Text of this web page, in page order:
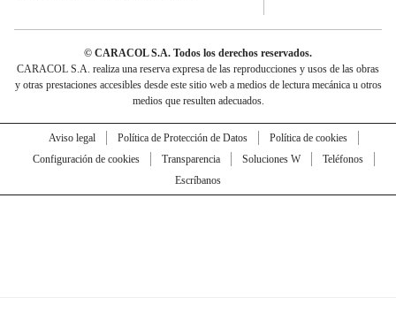
© CARACOL S.A. Todos los derechos reservados.
CARACOL S.A. realiza una reserva expresa de las reproducciones y usos de las obras
y otras prestaciones accesibles desde este sitio web a medios de lectura mecánica u otros
medios que resulten adecuados.
Aviso legal Política de Protección de Datos
Política de cookies
Configuración de cookies
Transparencia Soluciones W
Teléfonos
Escríbanos